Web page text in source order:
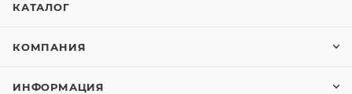
КАТАЛОГ
КОМПАНИЯ
ИНФОРМАЦИЯ